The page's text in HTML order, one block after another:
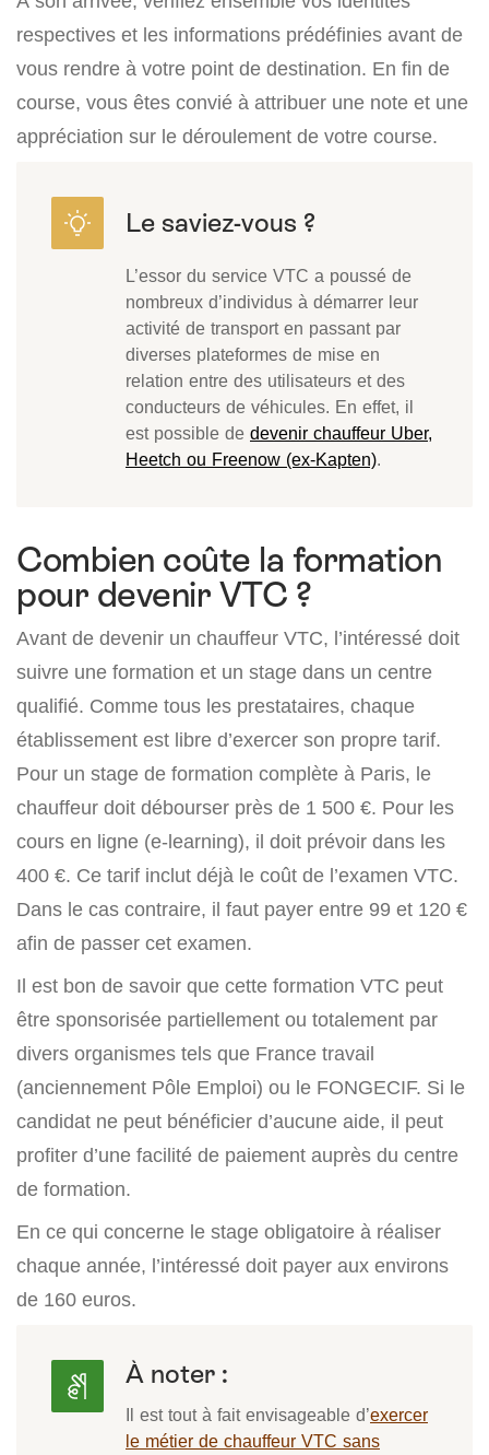
respectives et les informations prédéfinies avant de
vous rendre à votre point de destination. En fin de
course, vous êtes convié à attribuer une note et une
appréciation sur le déroulement de votre course.
L’essor du service VTC a poussé de
nombreux d’individus à démarrer leur
activité de transport en passant par
diverses plateformes de mise en
relation entre des utilisateurs et des
conducteurs de véhicules. En effet, il
est possible de devenir chauffeur Uber,
Heetch ou Freenow (ex-Kapten).
Combien coûte la formation
pour devenir VTC ?
Avant de devenir un chauffeur VTC, l’intéressé doit
suivre une formation et un stage dans un centre
qualifié. Comme tous les prestataires, chaque
établissement est libre d’exercer son propre tarif.
Pour un stage de formation complète à Paris, le
chauffeur doit débourser près de 1 500 €. Pour les
cours en ligne (e-learning), il doit prévoir dans les
400 €. Ce tarif inclut déjà le coût de l’examen VTC.
Dans le cas contraire, il faut payer entre 99 et 120 €
afin de passer cet examen.
Il est bon de savoir que cette formation VTC peut
être sponsorisée partiellement ou totalement par
divers organismes tels que France travail
(anciennement Pôle Emploi) ou le FONGECIF. Si le
candidat ne peut bénéficier d’aucune aide, il peut
profiter d’une facilité de paiement auprès du centre
de formation.
En ce qui concerne le stage obligatoire à réaliser
chaque année, l’intéressé doit payer aux environs
de 160 euros.
À noter :
Il est tout à fait envisageable d’exercer
le métier de chauffeur VTC sans